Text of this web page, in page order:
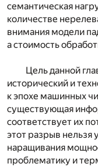
семантическая
количестве
внимания модели
а стоимость
Цель данной
исторический и
к эпохе машинных
существующая
соответствует их
этот разрыв нельзя
наращивания
проблематику и